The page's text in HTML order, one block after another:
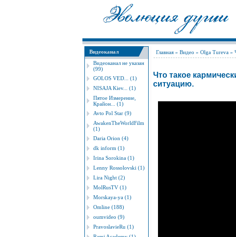
Видеоканал
Видеоканал не указан
(99)
GOLOS VED... (1)
NISAJA Kiev... (1)
Пятое Измерение,
Крайон... (1)
Avto Pol Star (9)
AwakenTheWorldFilm
(1)
Daria Orion (4)
dk inform (1)
Irina Sorokina (1)
Lenny Rossolovski (1)
Lira Night (2)
MolRusTV (1)
Morskaya-ya (1)
Omline (188)
oumvideo (9)
PravoslavieRu (1)
Главная » Видео » Оlgа Tureva »
Что такое
ситуацию.